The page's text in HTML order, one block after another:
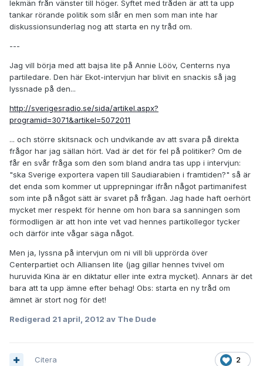
lekmän från vänster till höger. Syftet med tråden är att ta upp
tankar rörande politik som slår en men som man inte har
diskussionsunderlag nog att starta en ny tråd om.
---
Jag vill börja med att bajsa lite på Annie Lööv, Centerns nya
partiledare. Den här Ekot-intervjun har blivit en snackis så jag
lyssnade på den...
http://sverigesradio.se/sida/artikel.aspx?
programid=3071&artikel=5072011
... och större skitsnack och undvikande av att svara på direkta
frågor har jag sällan hört. Vad är det för fel på politiker? Om de
får en svår fråga som den som bland andra tas upp i intervjun:
"ska Sverige exportera vapen till Saudiarabien i framtiden?" så är
det enda som kommer ut upprepningar ifrån något partimanifest
som inte på något sätt är svaret på frågan. Jag hade haft oerhört
mycket mer respekt för henne om hon bara sa sanningen som
förmodligen är att hon inte vet vad hennes partikollegor tycker
och därför inte vågar säga något.
Men ja, lyssna på intervjun om ni vill bli upprörda över
Centerpartiet och Alliansen lite (jag gillar hennes tvivel om
huruvida Kina är en diktatur eller inte extra mycket). Annars är det
bara att ta upp ämne efter behag! Obs: starta en ny tråd om
ämnet är stort nog för det!
Redigerad 21 april, 2012 av The Dude
2
Citera